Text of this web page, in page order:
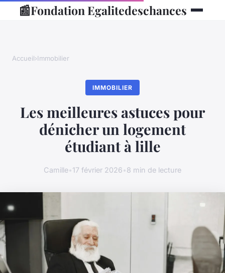
📰Fondation Egalitedeschances
Accueil›Immobilier
IMMOBILIER
Les meilleures astuces pour
dénicher un logement
étudiant à lille
Camille•17 février 2026•8 min de lecture